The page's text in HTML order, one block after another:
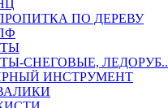
ПО ДЕРЕВУ
СНЕГОВЫЕ, ЛЕДОРУБ..
ИНСТРУМЕНТ